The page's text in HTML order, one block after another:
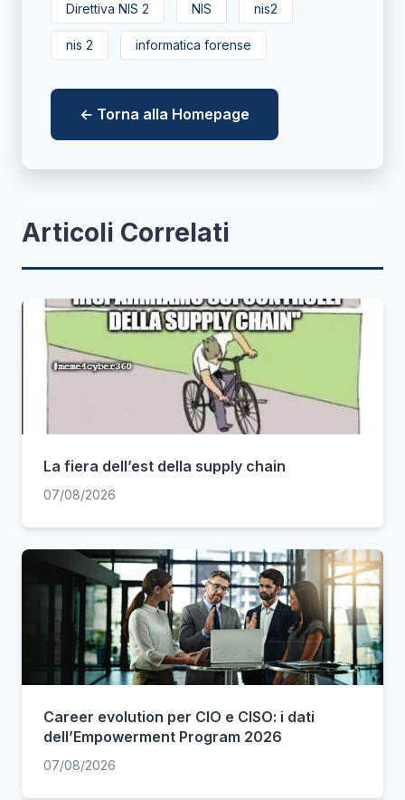
Direttiva NIS 2 NIS nis2
nis 2 informatica forense
← Torna alla Homepage
Articoli Correlati
La fiera dell’est della supply chain
07/08/2026
Career evolution per CIO e CISO: i dati
dell’Empowerment Program 2026
07/08/2026